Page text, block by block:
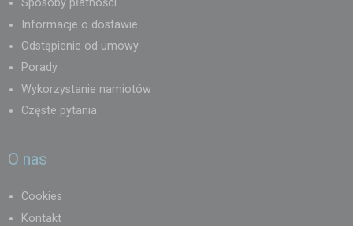
Sposoby płatności
Informacje o dostawie
Odstąpienie od umowy
Porady
Wykorzystanie namiotów
Częste pytania
O nas
Cookies
Kontakt